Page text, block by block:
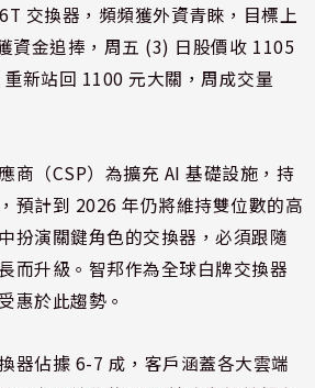
交換器，頻頻獲外資青睞，目標上
資金追捧，周五 (3) 日股價收 1105
新站回 1100 元大關，周成交量
商（CSP）為擴充 AI 基礎設施，持
預計到 2026 年仍將維持雙位數的高
扮演關鍵角色的交換器，必須跟隨
而升級。智邦作為全球白牌交換器
惠於此趨勢。
器佔據 6-7 成，客戶涵蓋各大雲端